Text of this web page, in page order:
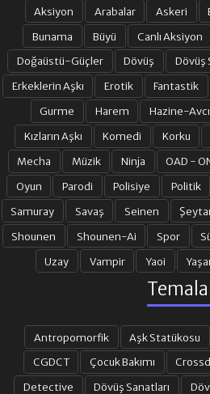
Aksiyon Arabalar Askeri
Bunama
Büyü Canlı Aksiyon
Doğaüstü-Güçler
Dövüş Dövüş
Erkeklerin Aşkı
Erotik Fantastik
Gurme
Harem Hazine-
Kızların Aşkı
Komedi Korku
Mecha
Müzik Ninja OAD -
Oyun
Parodi Polisiye Politik
Samuray
Savaş Seinen
Shounen
Shounen-Ai Spor
Uzay
Vampir Yaoi
Antropomorfik Aşk Statükosu
CGDCT
Çocuk Bakımı
Detective
Dövüş Sanatları